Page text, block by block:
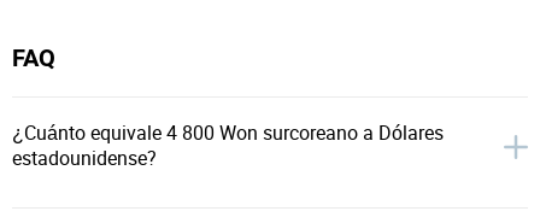
FAQ
¿Cuánto equivale 4 800 Won surcoreano a Dólares
estadounidense?